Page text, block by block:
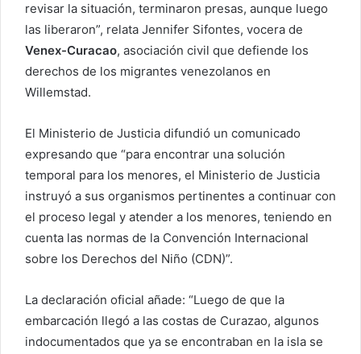
revisar la situación, terminaron presas, aunque luego
las liberaron”, relata Jennifer Sifontes, vocera de
Venex-Curacao, asociación civil que defiende los
derechos de los migrantes venezolanos en
Willemstad.
El Ministerio de Justicia difundió un comunicado
expresando que “para encontrar una solución
temporal para los menores, el Ministerio de Justicia
instruyó a sus organismos pertinentes a continuar con
el proceso legal y atender a los menores, teniendo en
cuenta las normas de la Convención Internacional
sobre los Derechos del Niño (CDN)”.
La declaración oficial añade: “Luego de que la
embarcación llegó a las costas de Curazao, algunos
indocumentados que ya se encontraban en la isla se